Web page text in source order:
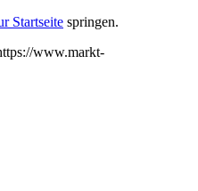
Startseite springen.
www.markt-